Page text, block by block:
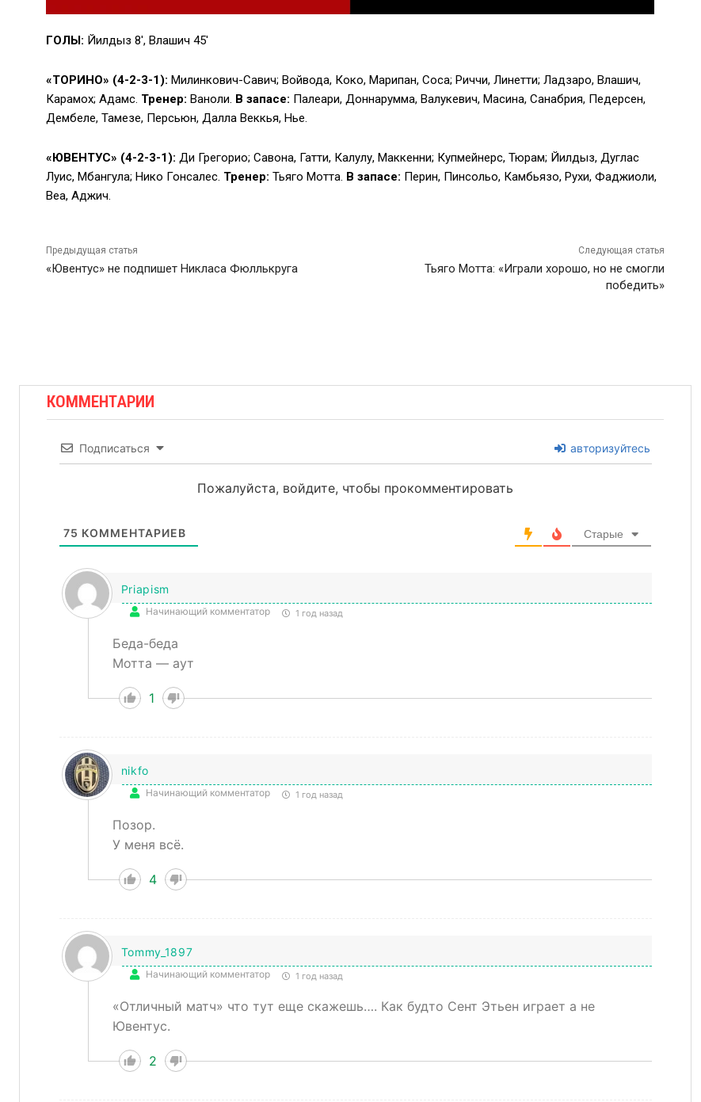
ГОЛЫ: Йилдыз 8′, Влашич 45′
«ТОРИНО» (4-2-3-1): Милинкович-Савич; Войвода, Коко, Марипан, Соса; Риччи, Линетти; Ладзаро, Влашич,
Карамох; Адамс. Тренер: Ваноли. В запасе: Палеари, Доннарумма, Валукевич, Масина, Санабрия, Педерсен,
Дембеле, Тамезе, Персьюн, Далла Веккья, Нье.
«ЮВЕНТУС» (4-2-3-1): Ди Грегорио; Савона, Гатти, Калулу, Маккенни; Купмейнерс, Тюрам; Йилдыз, Дуглас
Луис, Мбангула; Нико Гонсалес. Тренер: Тьяго Мотта. В запасе: Перин, Пинсольо, Камбьязо, Рухи, Фаджиоли,
Веа, Аджич.
Предыдущая статья
«Ювентус» не подпишет Никласа Фюллькруга
Следующая статья
Тьяго Мотта: «Играли хорошо, но не смогли
победить»
КОММЕНТАРИИ
Подписаться авторизуйтесь
Пожалуйста, войдите, чтобы прокомментировать
75 КОММЕНТАРИЕВ Старые
Priapism
Начинающий комментатор 1 год назад
Беда-беда
Мотта — аут
1
nikfo
Начинающий комментатор 1 год назад
Позор.
У меня всё.
4
Tommy_1897
Начинающий комментатор 1 год назад
«Отличный матч» что тут еще скажешь…. Как будто Сент Этьен играет а не
Ювентус.
2